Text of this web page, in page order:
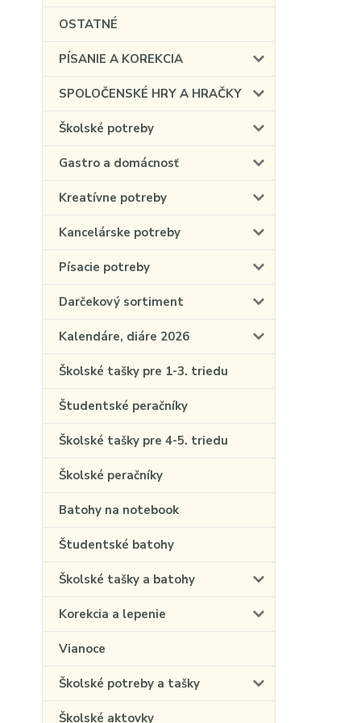
OSTATNÉ
PÍSANIE A KOREKCIA
SPOLOČENSKÉ HRY A HRAČKY
Školské potreby
Gastro a domácnosť
Kreatívne potreby
Kancelárske potreby
Písacie potreby
Darčekový sortiment
Kalendáre, diáre 2026
Školské tašky pre 1-3. triedu
Študentské peračníky
Školské tašky pre 4-5. triedu
Školské peračníky
Batohy na notebook
Študentské batohy
Školské tašky a batohy
Korekcia a lepenie
Vianoce
Školské potreby a tašky
Školské aktovky